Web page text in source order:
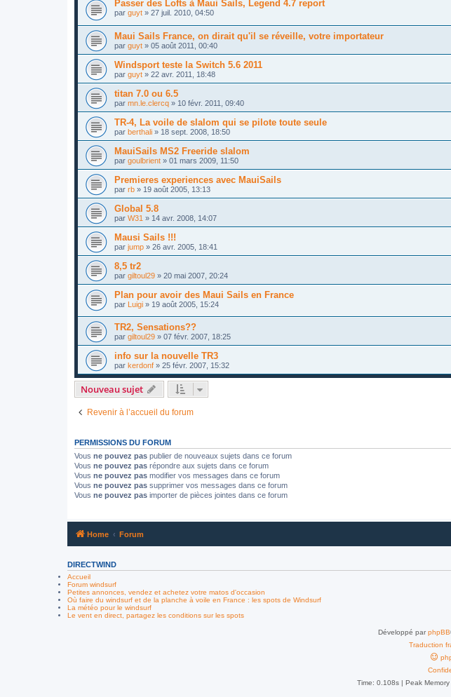
Passer des Lofts à Maui Sails, Legend 4.7 report
par guyt » 27 juil. 2010, 04:50
Maui Sails France, on dirait qu'il se réveille, votre importateur
par guyt » 05 août 2011, 00:40
Windsport teste la Switch 5.6 2011
par guyt » 22 avr. 2011, 18:48
titan 7.0 ou 6.5
par mn.le.clercq » 10 févr. 2011, 09:40
TR-4, La voile de slalom qui se pilote toute seule
par berthali » 18 sept. 2008, 18:50
MauiSails MS2 Freeride slalom
par goulbrient » 01 mars 2009, 11:50
Premieres experiences avec MauiSails
par rb » 19 août 2005, 13:13
Global 5.8
par W31 » 14 avr. 2008, 14:07
Mausi Sails !!!
par jump » 26 avr. 2005, 18:41
8,5 tr2
par giltoul29 » 20 mai 2007, 20:24
Plan pour avoir des Maui Sails en France
par Luigi » 19 août 2005, 15:24
TR2, Sensations??
par giltoul29 » 07 févr. 2007, 18:25
info sur la nouvelle TR3
par kerdonf » 25 févr. 2007, 15:32
Nouveau sujet
Revenir à l’accueil du forum
PERMISSIONS DU FORUM
Vous ne pouvez pas publier de nouveaux sujets dans ce forum
Vous ne pouvez pas répondre aux sujets dans ce forum
Vous ne pouvez pas modifier vos messages dans ce forum
Vous ne pouvez pas supprimer vos messages dans ce forum
Vous ne pouvez pas importer de pièces jointes dans ce forum
Home Forum
DIRECTWIND
Accueil
Forum windsurf
Petites annonces, vendez et achetez votre matos d'occasion
Où faire du windsurf et de la planche à voile en France : les spots de Windsurf
La météo pour le windsurf
Le vent en direct, partagez les conditions sur les spots
Développé parphpBB
Traduction
Time: 0.108s| Peak Memory